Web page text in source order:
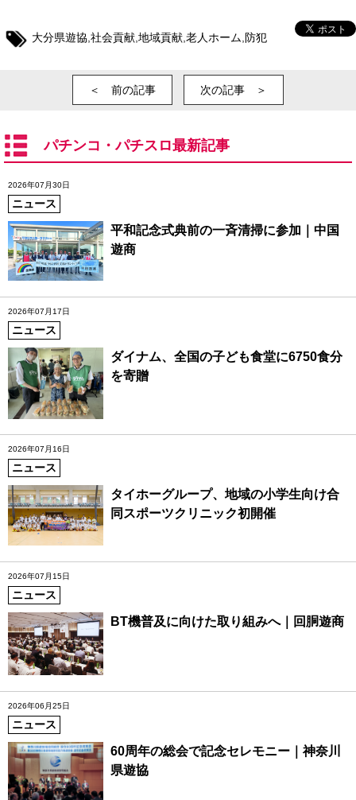
大分県遊協 社会貢献 地域貢献 老人ホーム 防犯
＜ 前の記事 次の記事 ＞
パチンコ・パチスロ最新記事
2026年07月30日
ニュース
平和記念式典前の一斉清掃に参加｜中国
遊商
2026年07月17日
ニュース
ダイナム、全国の子ども食堂に6750食分
を寄贈
2026年07月16日
ニュース
タイホーグループ、地域の小学生向け合
同スポーツクリニック初開催
2026年07月15日
ニュース
BT機普及に向けた取り組みへ｜回胴遊商
2026年06月25日
ニュース
60周年の総会で記念セレモニー｜神奈川
県遊協